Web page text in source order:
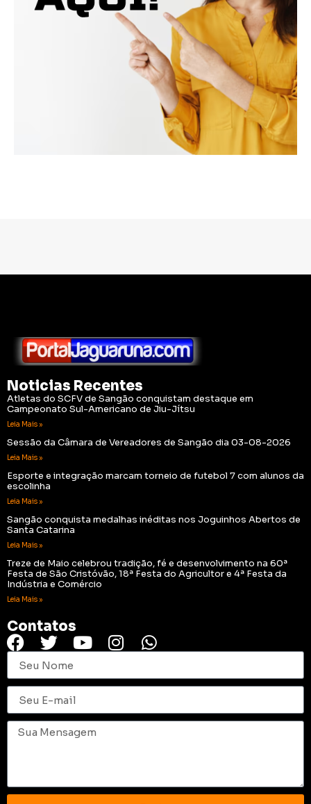
Noticias Recentes
Atletas do SCFV de Sangão conquistam destaque em
Campeonato Sul-Americano de Jiu-Jítsu
Leia Mais »
Sessão da Câmara de Vereadores de Sangão dia 03-08-2026
Leia Mais »
Esporte e integração marcam torneio de futebol 7 com alunos da
escolinha
Leia Mais »
Sangão conquista medalhas inéditas nos Joguinhos Abertos de
Santa Catarina
Leia Mais »
Treze de Maio celebrou tradição, fé e desenvolvimento na 60ª
Festa de São Cristóvão, 18ª Festa do Agricultor e 4ª Festa da
Indústria e Comércio
Leia Mais »
Contatos